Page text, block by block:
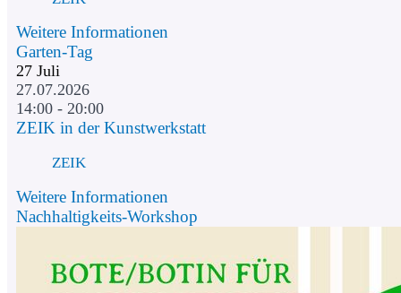
Weitere Informationen
Garten-Tag
27 Juli
27.07.2026
14:00 - 20:00
ZEIK in der Kunstwerkstatt
ZEIK
Weitere Informationen
Nachhaltigkeits-Workshop